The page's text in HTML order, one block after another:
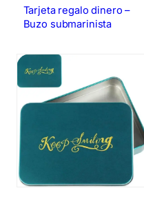
Tarjeta regalo dinero –
Buzo submarinista